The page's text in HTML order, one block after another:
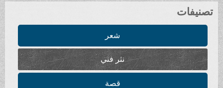
تصنيفات
شعر
نثر فني
قصة